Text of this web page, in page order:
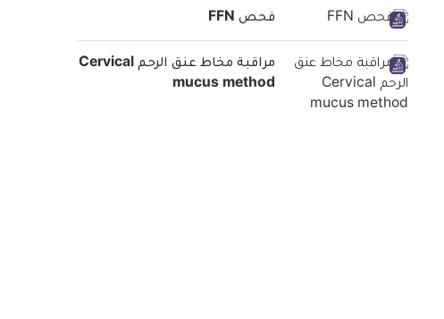
فحص FFN
مراقبة مخاط عنق الرحم Cervical
mucus method